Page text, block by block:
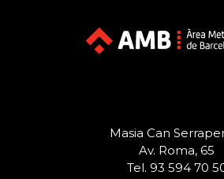
Masia Can
Av. Roma, 65
Tel. 93 594 70